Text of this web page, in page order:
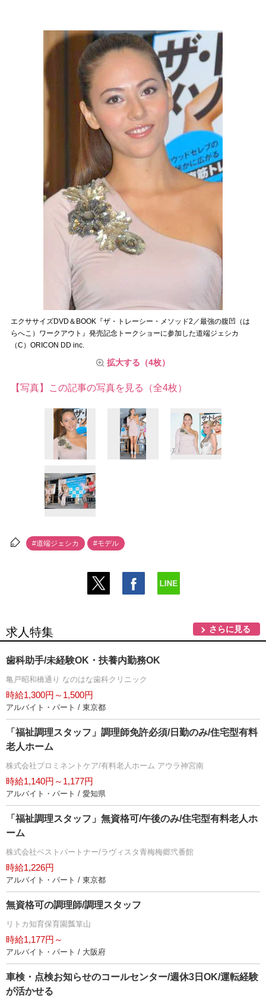
エクササイズDVD＆BOOK『ザ・トレーシー・メソッド2／最強の腹凹（は
らへこ）ワークアウト』発売記念トークショーに参加した道端ジェシカ
（C）ORICON DD inc.
拡大する（4枚）
【写真】この記事の写真を見る（全4枚）
#道端ジェシカ #モデル
求人特集 さらに見る
歯科助手/未経験OK・扶養内勤務OK
亀戸昭和橋通り なのはな歯科クリニック
時給1,300円～1,500円
アルバイト・パート / 東京都
「福祉調理スタッフ」調理師免許必須/日勤のみ/住宅型有料
老人ホーム
株式会社プロミネントケア/有料老人ホーム アウラ神宮南
時給1,140円～1,177円
アルバイト・パート / 愛知県
「福祉調理スタッフ」無資格可/午後のみ/住宅型有料老人ホ
ーム
株式会社ベストパートナー/ラヴィスタ青梅梅郷弐番館
時給1,226円
アルバイト・パート / 東京都
無資格可の調理師/調理スタッフ
リトカ知育保育園瓢箪山
時給1,177円～
アルバイト・パート / 大阪府
車検・点検お知らせのコールセンター/週休3日OK/運転経験
が活かせる